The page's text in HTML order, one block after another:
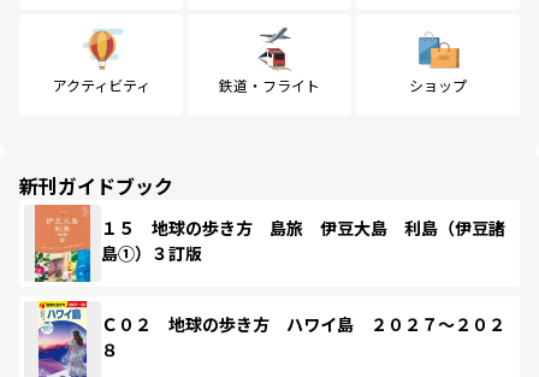
アクティビティ 鉄道・フライト ショップ
新刊ガイドブック
１５ 地球の歩き方 島旅 伊豆大島 利島（伊豆諸
島①）３訂版
Ｃ０２ 地球の歩き方 ハワイ島 ２０２７～２０２
８